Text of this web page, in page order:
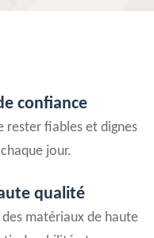
confiance
rester fiables et dignes
jour.
qualité
matériaux de haute